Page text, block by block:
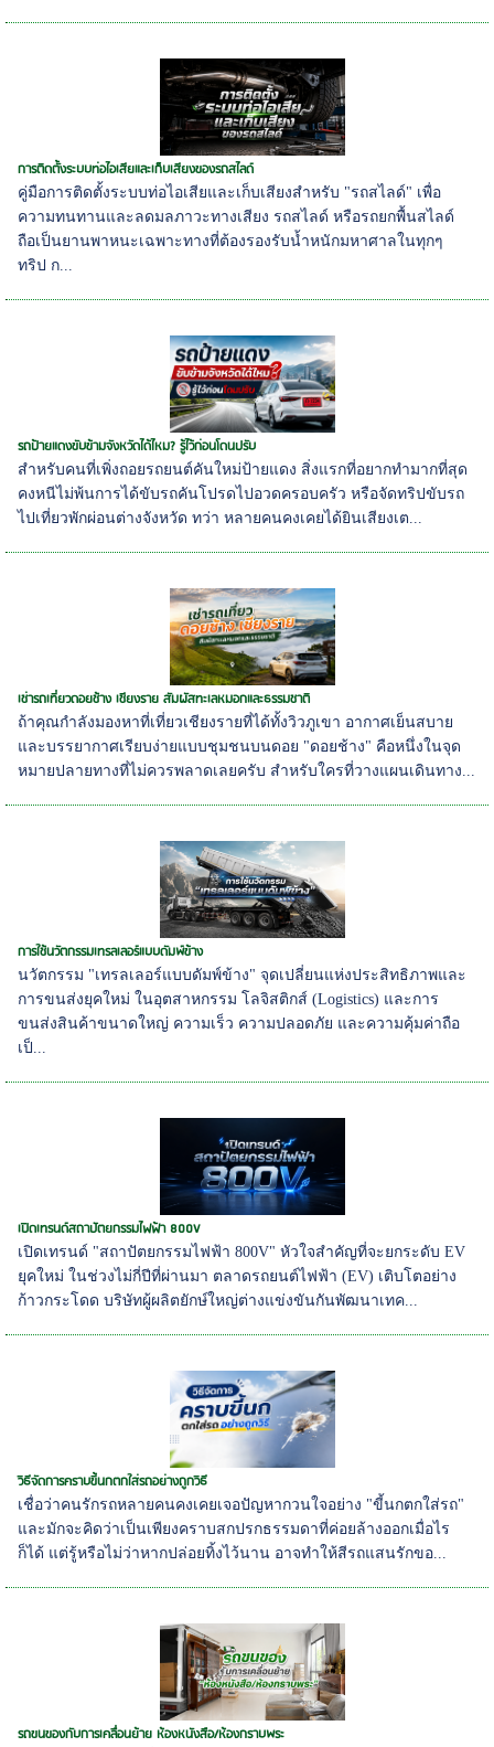
การติดตั้งระบบท่อไอเสียและเก็บเสียงของรถสไลด์
คู่มือการติดตั้งระบบท่อไอเสียและเก็บเสียงสำหรับ "รถสไลด์" เพื่อ
ความทนทานและลดมลภาวะทางเสียง รถสไลด์ หรือรถยกพื้นสไลด์
ถือเป็นยานพาหนะเฉพาะทางที่ต้องรองรับน้ำหนักมหาศาลในทุกๆ
ทริป ก...
รถป้ายแดงขับข้ามจังหวัดได้ไหม? รู้ไว้ก่อนโดนปรับ
สำหรับคนที่เพิ่งถอยรถยนต์คันใหม่ป้ายแดง สิ่งแรกที่อยากทำมากที่สุด
คงหนีไม่พ้นการได้ขับรถคันโปรดไปอวดครอบครัว หรือจัดทริปขับรถ
ไปเที่ยวพักผ่อนต่างจังหวัด ทว่า หลายคนคงเคยได้ยินเสียงเต...
เช่ารถเที่ยวดอยช้าง เชียงราย สัมผัสทะเลหมอกและธรรมชาติ
ถ้าคุณกำลังมองหาที่เที่ยวเชียงรายที่ได้ทั้งวิวภูเขา อากาศเย็นสบาย
และบรรยากาศเรียบง่ายแบบชุมชนบนดอย "ดอยช้าง" คือหนึ่งในจุด
หมายปลายทางที่ไม่ควรพลาดเลยครับ สำหรับใครที่วางแผนเดินทาง...
การใช้นวัตกรรมเทรลเลอร์แบบดัมพ์ข้าง
นวัตกรรม "เทรลเลอร์แบบดัมพ์ข้าง" จุดเปลี่ยนแห่งประสิทธิภาพและ
การขนส่งยุคใหม่ ในอุตสาหกรรม โลจิสติกส์ (Logistics) และการ
ขนส่งสินค้าขนาดใหญ่ ความเร็ว ความปลอดภัย และความคุ้มค่าถือ
เป็...
เปิดเทรนด์สถาปัตยกรรมไฟฟ้า 800V
เปิดเทรนด์ "สถาปัตยกรรมไฟฟ้า 800V" หัวใจสำคัญที่จะยกระดับ EV
ยุคใหม่ ในช่วงไม่กี่ปีที่ผ่านมา ตลาดรถยนต์ไฟฟ้า (EV) เติบโตอย่าง
ก้าวกระโดด บริษัทผู้ผลิตยักษ์ใหญ่ต่างแข่งขันกันพัฒนาเทค...
วิธีจัดการคราบขี้นกตกใส่รถอย่างถูกวิธี
เชื่อว่าคนรักรถหลายคนคงเคยเจอปัญหากวนใจอย่าง "ขี้นกตกใส่รถ"
และมักจะคิดว่าเป็นเพียงคราบสกปรกธรรมดาที่ค่อยล้างออกเมื่อไร
ก็ได้ แต่รู้หรือไม่ว่าหากปล่อยทิ้งไว้นาน อาจทำให้สีรถแสนรักขอ...
รถขนของกับการเคลื่อนย้าย ห้องหนังสือ/ห้องกราบพระ